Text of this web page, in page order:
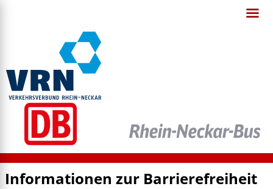
Informationen zur Barrierefreiheit